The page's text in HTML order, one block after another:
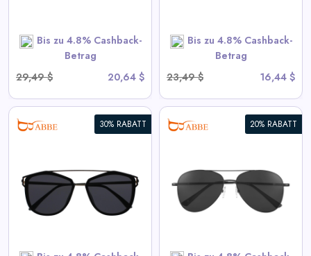
Bis zu 4.8% Cashback-
Betrag
29,49 $
20,64 $
Bis zu 4.8% Cashback-
Betrag
23,49 $
16,44 $
SHOP NOW
30% RABATT 20% RABATT
Rahmen Sonnenbrille
View All ABBE Deals